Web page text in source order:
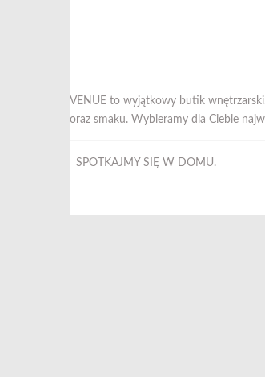
VENUE to wyjątkowy butik
oraz smaku. Wybieramy dla Ciebie
SPOTKAJMY SIĘ W DOMU.